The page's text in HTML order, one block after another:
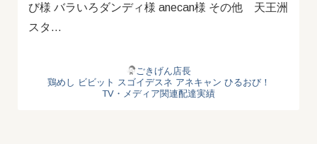
び様 バラいろダンディ様 anecan様 その他 天王洲
スタ…
ごきげん店長
鶏めし ビビット スゴイデスネ アネキャン ひるおび！
TV・メディア関連配達実績